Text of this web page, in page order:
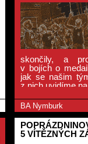
skončily, a
v bojích o
jak se našim
z nich uvidíme
BA Nymburk
5 VÍTĚZNÝCH